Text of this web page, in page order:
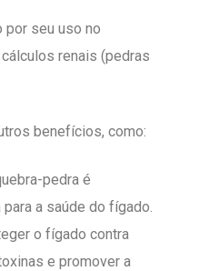
por seu uso no
renais (pedras
benefícios, como:
pedra é
a saúde do fígado.
o fígado contra
e promover a